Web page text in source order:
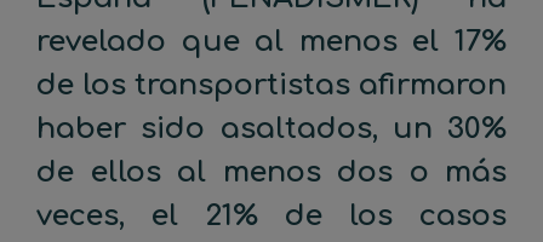
revelado que al menos el 17%
de los transportistas afirmaron
haber sido asaltados, un 30%
de ellos al menos dos o más
veces, el 21% de los casos